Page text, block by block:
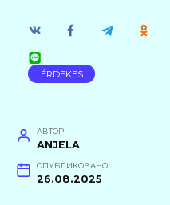
ÉRDEKES
АВТОР
ANJELA
ОПУБЛИКОВАНО
26.08.2025